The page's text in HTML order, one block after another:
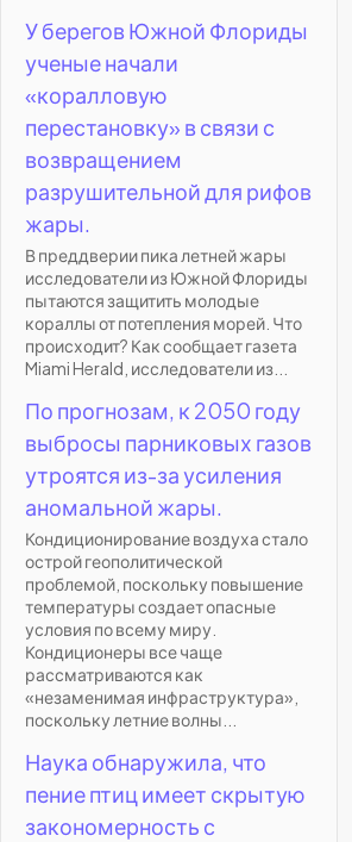
У берегов Южной Флориды
ученые начали
«коралловую
перестановку» в связи с
возвращением
разрушительной для рифов
жары.
В преддверии пика летней жары
исследователи из Южной Флориды
пытаются защитить молодые
кораллы от потепления морей. Что
происходит? Как сообщает газета
Miami Herald, исследователи из...
По прогнозам, к 2050 году
выбросы парниковых газов
утроятся из-за усиления
аномальной жары.
Кондиционирование воздуха стало
острой геополитической
проблемой, поскольку повышение
температуры создает опасные
условия по всему миру.
Кондиционеры все чаще
рассматриваются как
«незаменимая инфраструктура»,
поскольку летние волны...
Наука обнаружила, что
пение птиц имеет скрытую
закономерность с